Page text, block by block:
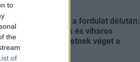
to
the
of
A hőség után jön a fordulat délután:
hirtelen zivatarok és viharos
széllökések vethetnek véget a
napsütésnek